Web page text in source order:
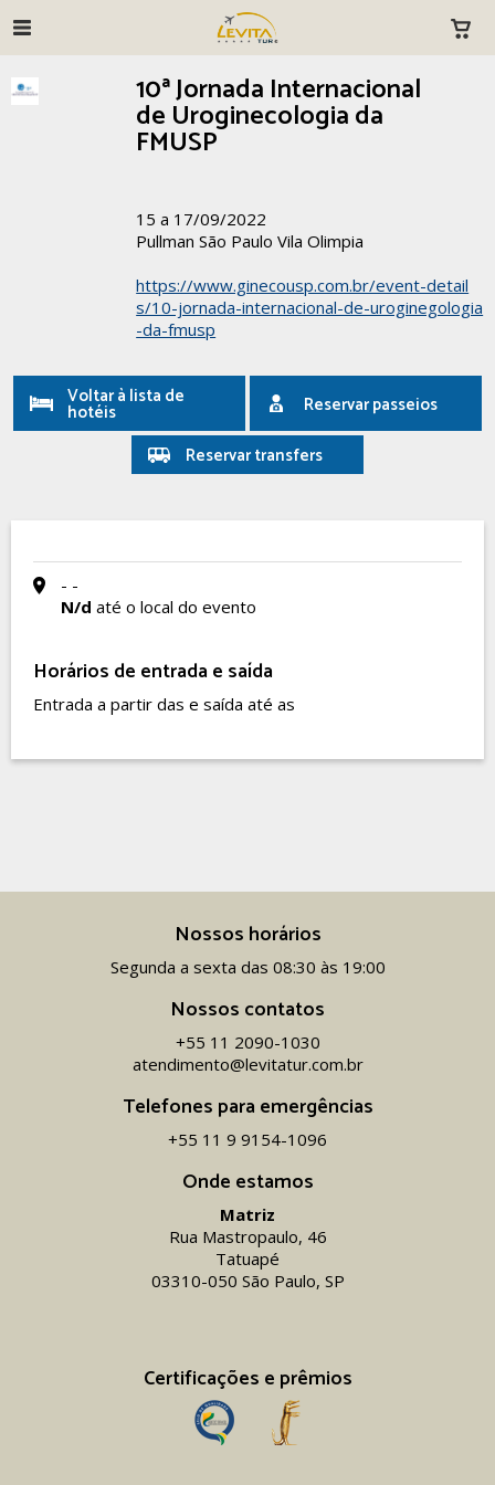
10ª Jornada Internacional
de Uroginecologia da
FMUSP
15 a 17/09/2022
Pullman São Paulo Vila Olimpia
https://www.ginecousp.com.br/event-detail
s/10-jornada-internacional-de-uroginegologia
-da-fmusp
Voltar à lista de
hotéis
Reservar passeios
Reservar transfers
- -
N/d até o local do evento
Horários de entrada e saída
Entrada a partir das e saída até as
Onde estamos
Matriz
Rua Mastropaulo, 46
Tatuapé
03310-050 São Paulo, SP
Certificações e prêmios
Nossos horários
Segunda a sexta das 08:30 às 19:00
Nossos contatos
+55 11 2090-1030
atendimento@levitatur.com.br
Telefones para emergências
+55 11 9 9154-1096‬